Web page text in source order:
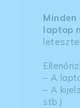
laptop
– A
– A
stb.)